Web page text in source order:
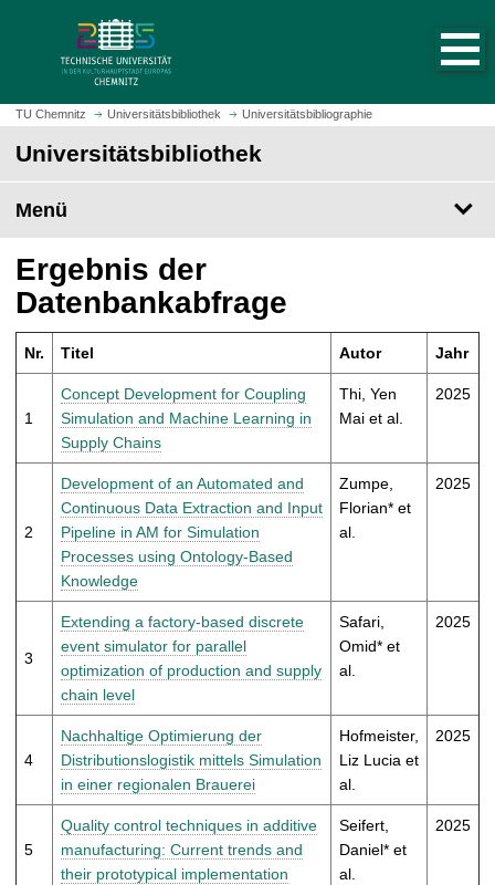
z
m
t
e
i
t
u
f
u
f
n
TU Chemnitz Universitätsbibliothek Universitätsbibliographie
Universitätsbibliothek
Menü
Ergebnis der
Datenbankabfrage
Nr. Titel Autor Jahr
1
Concept Development for Coupling
Simulation and Machine Learning in
Supply Chains
Thi, Yen
Mai et al.
2025
2
Development of an Automated and
Continuous Data Extraction and Input
Pipeline in AM for Simulation
Processes using Ontology-Based
Knowledge
Zumpe,
Florian* et
al.
2025
3
Extending a factory-based discrete
event simulator for parallel
optimization of production and supply
chain level
Safari,
Omid* et
al.
2025
4
Nachhaltige Optimierung der
Distributionslogistik mittels Simulation
in einer regionalen Brauerei
Hofmeister,
Liz Lucia et
al.
2025
5
Quality control techniques in additive
manufacturing: Current trends and
their prototypical implementation
Seifert,
Daniel* et
al.
2025